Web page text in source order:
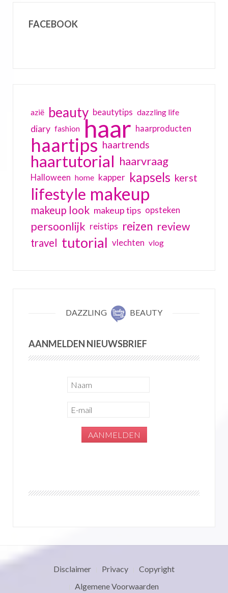
FACEBOOK
azië beauty beautytips dazzling life
diary fashion haar haarproducten
haartips haartrends
haartutorial haarvraag
Halloween home kapper kapsels kerst
lifestyle makeup
makeup look makeup tips opsteken
persoonlijk reistips reizen review
travel tutorial vlechten vlog
DAZZLING BEAUTY
AANMELDEN NIEUWSBRIEF
Disclaimer Privacy
Copyright
Algemene Voorwaarden